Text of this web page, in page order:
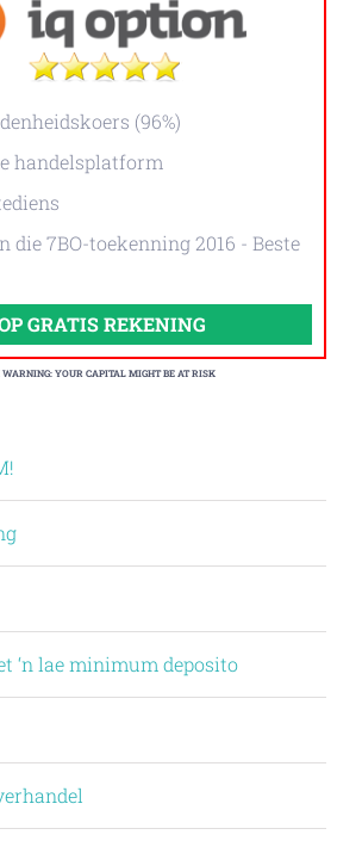
(96%)
handelsplatform
die 7BO-toekenning 2016 - Beste
GRATIS REKENING
YOUR CAPITAL MIGHT BE AT RISK
‘n lae minimum deposito